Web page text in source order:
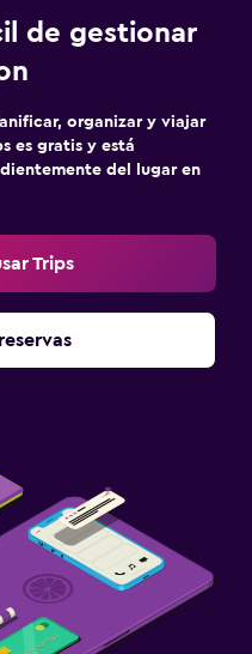
de gestionar
organizar y viajar
es gratis y está
del lugar en
Trips